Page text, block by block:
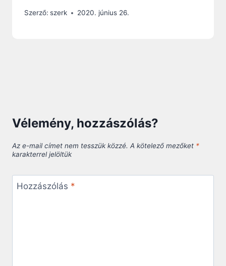
Szerző: szerk 2020. június 26.
Vélemény, hozzászólás?
Az e-mail címet nem tesszük közzé. A kötelező mezőket *
karakterrel jelöltük
Hozzászólás *